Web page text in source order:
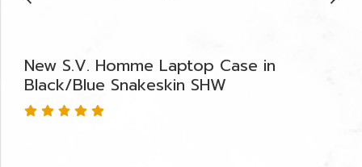
New S.V. Homme Laptop Case in
Black/Blue Snakeskin SHW